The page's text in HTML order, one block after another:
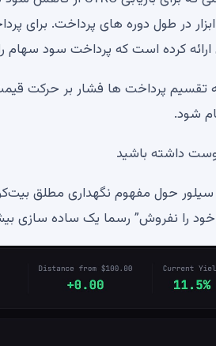
در طول دوره های پرداخت. برای
داشته باشید
حول مفهوم نگهداری مطلق
خود را نفروش” رسما یک ساده سازی